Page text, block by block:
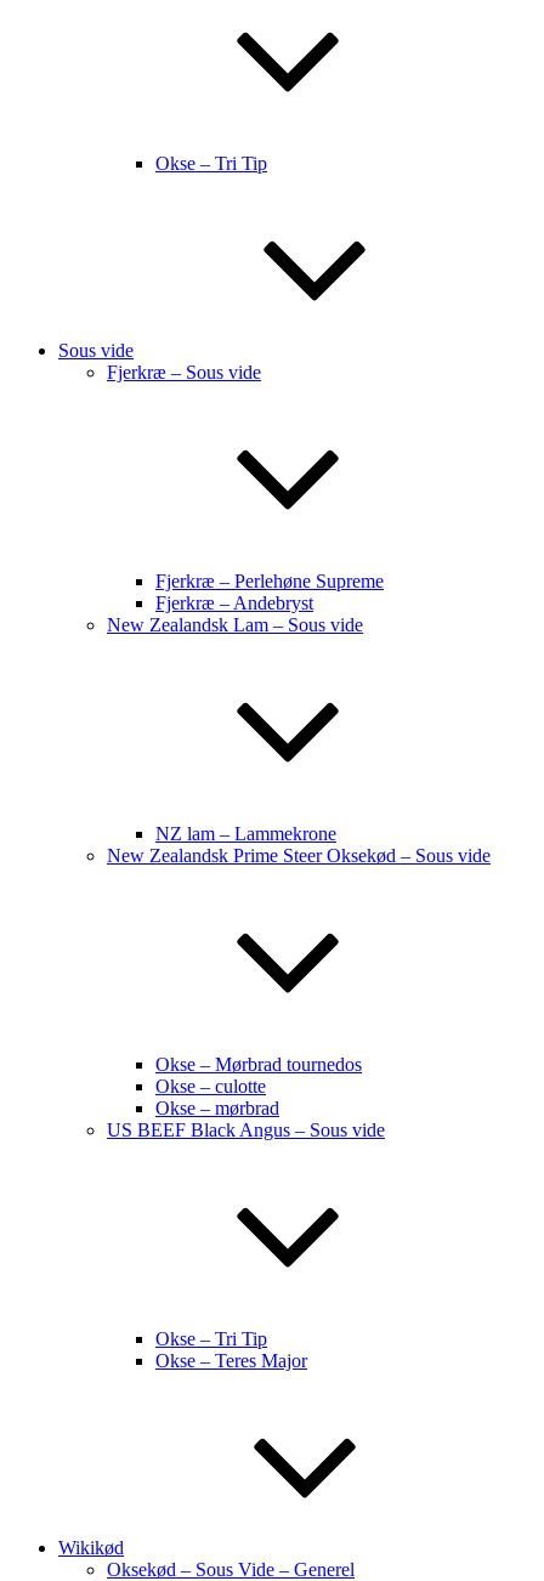
Okse – Tri Tip
Sous vide
Fjerkræ – Sous vide
Fjerkræ – Perlehøne Supreme
Fjerkræ – Andebryst
New Zealandsk Lam – Sous vide
NZ lam – Lammekrone
New Zealandsk Prime Steer Oksekød – Sous vide
Okse – Mørbrad tournedos
Okse – culotte
Okse – mørbrad
US BEEF Black Angus – Sous vide
Okse – Tri Tip
Okse – Teres Major
Wikikød
Oksekød – Sous Vide – Generel